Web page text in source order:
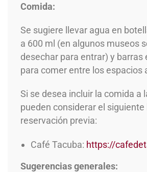
Comida:
Se sugiere llevar agua en
a 600 ml (en algunos museos
desechar para entrar) y barras
para comer entre los espacios
Si se desea incluir la comida a
pueden considerar el siguiente
reservación previa:
Café Tacuba: https://
Sugerencias generales: